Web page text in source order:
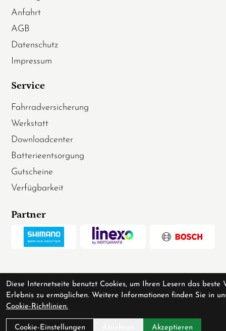
Anfahrt
AGB
Datenschutz
Impressum
Service
Fahrradversicherung
Werkstatt
Downloadcenter
Batterieentsorgung
Gutscheine
Verfügbarkeit
Partner
Diese Internetseite benutzt Cookies, um Ihren Lesern das beste
Erlebnis zu ermöglichen. Weitere Informationen finden Sie in
Cookie-Richtlinien.
Cookie-Einstellungen Akzeptieren